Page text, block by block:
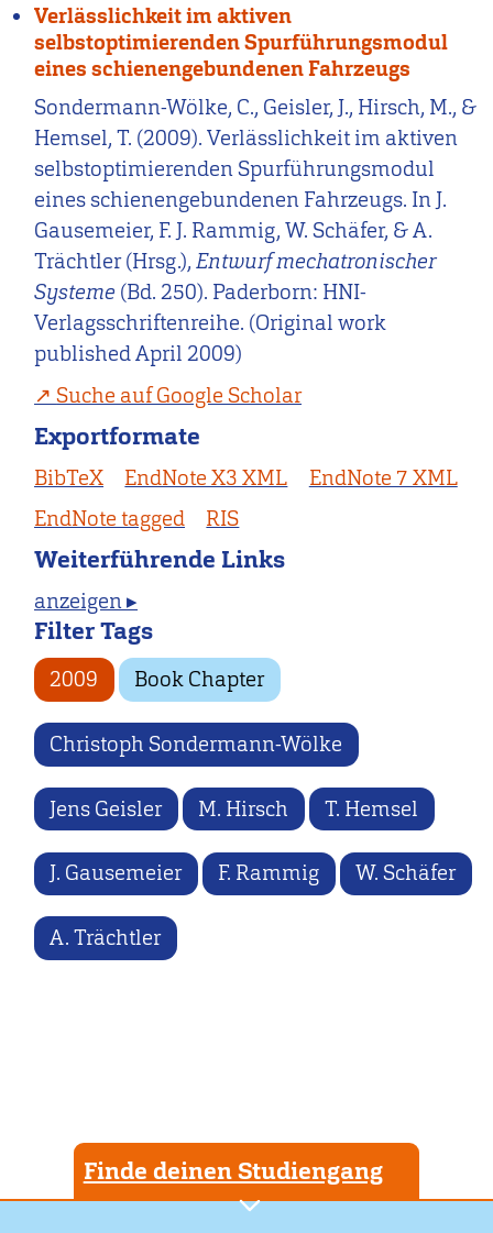
Verlässlichkeit im aktiven
selbstoptimierenden Spurführungsmodul
eines schienengebundenen Fahrzeugs
Sondermann-Wölke, C., Geisler, J., Hirsch, M., &
Hemsel, T. (2009). Verlässlichkeit im aktiven
selbstoptimierenden Spurführungsmodul
eines schienengebundenen Fahrzeugs. In J.
Gausemeier, F. J. Rammig, W. Schäfer, & A.
Trächtler (Hrsg.),Entwurf mechatronischer
Systeme (Bd. 250). Paderborn: HNI-
Verlagsschriftenreihe. (Original work
published April 2009)
Suche auf Google Scholar
Exportformate
BibTeX EndNote X3 XML
EndNote 7 XML
EndNote tagged
RIS
Weiterführende Links
anzeigen ▸
Filter Tags
2009 Book Chapter
Christoph Sondermann-Wölke
Jens Geisler M. Hirsch T. Hemsel
J. Gausemeier F. Rammig W. Schäfer
A. Trächtler
Finde deinen Studiengang